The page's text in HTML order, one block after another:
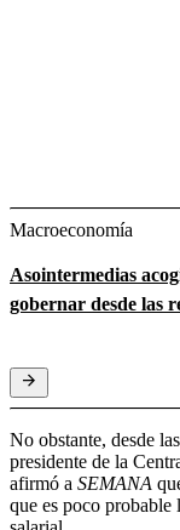
Macroeconomía
Asointermedias
gobernar desde las
No obstante, desde
presidente de la
afirmó a SEMANA
que es poco